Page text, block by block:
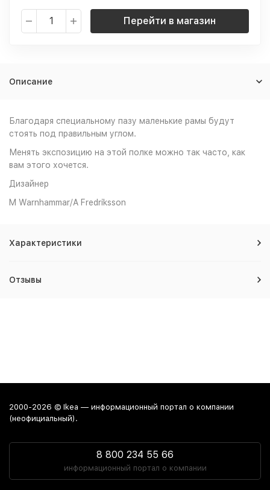
Перейти в магазин
Описание
Благодаря специальному пазу маленькие рамы будут
стоять под правильным углом.
Менять экспозицию на этой полке можно так часто, как
вам этого хочется.
Дизайнер
M Warnhammar/A Fredriksson
Характеристики
Отзывы
2000-2026 © Ikea — информационный портал о компании
(неофициальный).
8 800 234 55 66
информационный портал о компании